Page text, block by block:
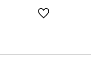
Lägg till i